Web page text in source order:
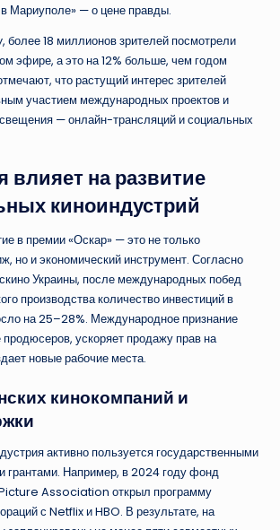
Мариуполе» — о цене правды.
18 миллионов зрителей посмотрели
эфире, а это на 12% больше, чем годом
что растущий интерес зрителей
участием международных проектов и
— онлайн-трансляций и социальных
влияет на развитие
киноиндустрий
в премии «Оскар» — это не только
но и экономический инструмент. Согласно
Украины, после международных побед
производства количество инвестиций в
на 25–28%. Международное признание
ускоряет продажу прав на
новые рабочие места.
кинокомпаний и
активно пользуется государственными
грантами. Например, в 2024 году фонд
Association открыл программу
с Netflix и HBO. В результате, на